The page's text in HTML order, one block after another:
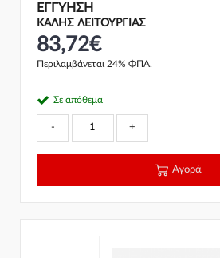
ΕΓΓΎΗΣΗ
ΚΑΛΗΣ ΛΕΙΤΟΥΡΓΙΑΣ
83,72€
Περιλαμβάνεται 24% ΦΠΑ.
Σε απόθεμα
- +
Αγορά